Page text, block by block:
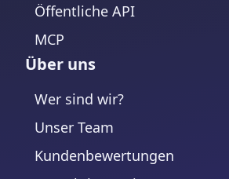
Öffentliche API
MCP
Über uns
Wer sind wir?
Unser Team
Kundenbewertungen